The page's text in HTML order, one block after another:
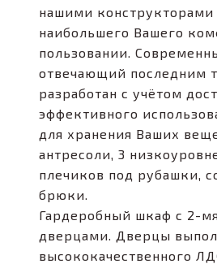
нашими
наибольшего Вашего
пользовании.
отвечающий последним
разработан с учётом
эффективного
для хранения Ваших
антресоли, 3
плечиков под рубашки,
брюки.
Гардеробный шкаф с 2-
дверцами. Дверцы
высококачественного